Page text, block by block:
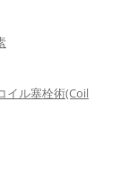
イル塞栓術(Coil